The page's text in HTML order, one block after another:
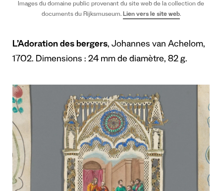
Images du domaine public provenant du site web de la collection de
documents du Rijksmuseum. Lien vers le site web.
L’Adoration des bergers, Johannes van Achelom,
1702. Dimensions : 24 mm de diamètre, 82 g.